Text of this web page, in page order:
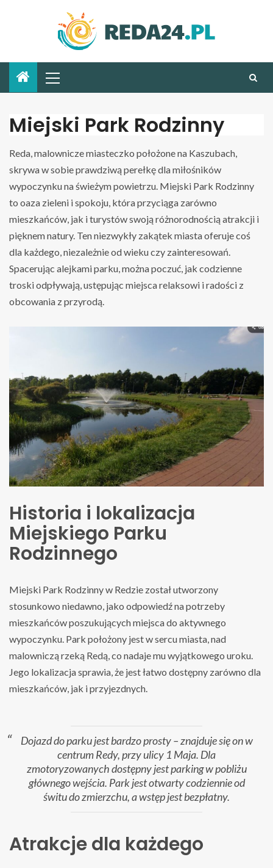
Miejski Park Rodzinny
Reda, malownicze miasteczko położone na Kaszubach,
skrywa w sobie prawdziwą perełkę dla miłośników
wypoczynku na świeżym powietrzu. Miejski Park Rodzinny
to oaza zieleni i spokoju, która przyciąga zarówno
mieszkańców, jak i turystów swoją różnorodnością atrakcji i
pięknem natury. Ten niezwykły zakątek miasta oferuje coś
dla każdego, niezależnie od wieku czy zainteresowań.
Spacerując alejkami parku, można poczuć, jak codzienne
troski odpływają, ustępując miejsca relaksowi i radości z
obcowania z przyrodą.
Historia i lokalizacja
Miejskiego Parku
Rodzinnego
Miejski Park Rodzinny w Redzie został utworzony
stosunkowo niedawno, jako odpowiedź na potrzeby
mieszkańców poszukujących miejsca do aktywnego
wypoczynku. Park położony jest w sercu miasta, nad
malowniczą rzeką Redą, co nadaje mu wyjątkowego uroku.
Jego lokalizacja sprawia, że jest łatwo dostępny zarówno dla
mieszkańców, jak i przyjezdnych.
Dojazd do parku jest bardzo prosty – znajduje się on w
centrum Redy, przy ulicy 1 Maja. Dla
zmotoryzowanych dostępny jest parking w pobliżu
głównego wejścia. Park jest otwarty codziennie od
świtu do zmierzchu, a wstęp jest bezpłatny.
Atrakcje dla każdego